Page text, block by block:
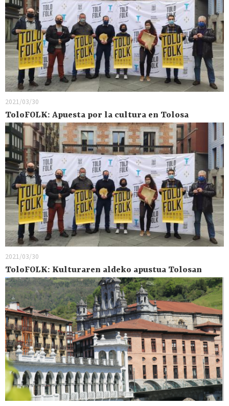
2021/03/30
ToloFOLK: Apuesta por la cultura en Tolosa
2021/03/30
ToloFOLK: Kulturaren aldeko apustua Tolosan